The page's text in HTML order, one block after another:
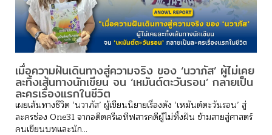
เมื่อความฝันเดินทางสู่ความจริง ของ ‘นวาภัส’ ผู้ไม่เคย
ละทิ้งเส้นทางนักเขียน จน ‘เหมันต์ตะวันรอน’ กลายเป็น
ละครเรื่องแรกในชีวิต
เผยเส้นทางชีวิต ‘นวาภัส’ ผู้เขียนนิยายเรื่องดัง ‘เหมันต์ตะวันรอน’ สู่
ละครช่อง One31 จากอดีตครีเอทีฟสารคดีผู้ไม่ทิ้งฝัน ข้ามสายสู่ศาสตร์
คนเขียนบทและนัก...